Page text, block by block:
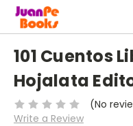
101 Cuentos
Hojalata
(No
Write a Review